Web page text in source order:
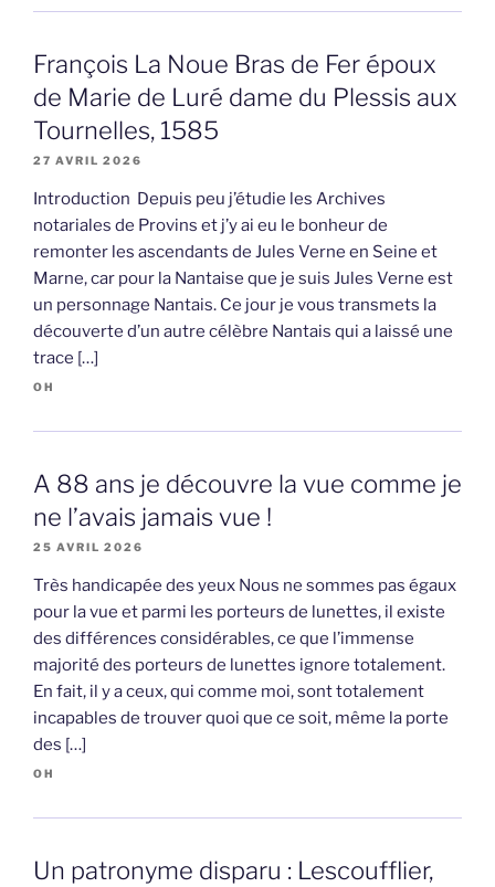
François La Noue Bras de Fer époux
de Marie de Luré dame du Plessis aux
Tournelles, 1585
27 AVRIL 2026
Introduction Depuis peu j’étudie les Archives
notariales de Provins et j’y ai eu le bonheur de
remonter les ascendants de Jules Verne en Seine et
Marne, car pour la Nantaise que je suis Jules Verne est
un personnage Nantais. Ce jour je vous transmets la
découverte d’un autre célèbre Nantais qui a laissé une
trace […]
OH
A 88 ans je découvre la vue comme je
ne l’avais jamais vue !
25 AVRIL 2026
Très handicapée des yeux Nous ne sommes pas égaux
pour la vue et parmi les porteurs de lunettes, il existe
des différences considérables, ce que l’immense
majorité des porteurs de lunettes ignore totalement.
En fait, il y a ceux, qui comme moi, sont totalement
incapables de trouver quoi que ce soit, même la porte
des […]
OH
Un patronyme disparu : Lescoufflier,